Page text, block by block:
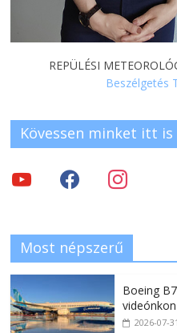
REPÜLÉSI
Beszélgetés
Kövessen minket itt is
Most népszerű
Boeing
videónkon
2026-07-31